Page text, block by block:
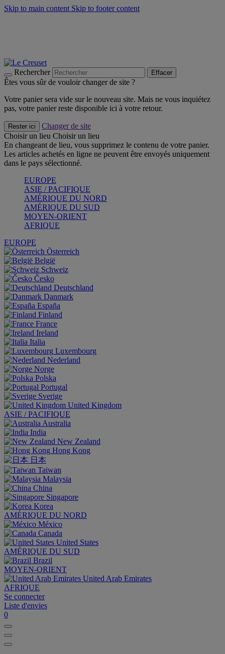
Skip to main content Skip to footer content
Rechercher Effacer
Êtes vous sûr de vouloir changer de site ?
Votre panier sera vide sur le nouveau site. Mais ne vous inquiétez
pas, votre panier reste disponible ici à votre retour.
Rester ici
Changer de site
Choisir un lieu Choisir un lieu
En changeant de lieu, vous supprimez le contenu de votre panier.
Les articles achetés en ligne ne peuvent être envoyés uniquement
dans le pays sélectionné.
EUROPE
ASIE / PACIFIQUE
AMÉRIQUE DU NORD
AMÉRIQUE DU SUD
MOYEN-ORIENT
AFRIQUE
EUROPE
Österreich
België
Schweiz
Česko
Deutschland
Danmark
España
Finland
France
Ireland
Italia
Luxembourg
Nederland
Norge
Polska
Portugal
Sverige
United Kingdom
ASIE / PACIFIQUE
Australia
India
New Zealand
Hong Kong
日本
Taiwan
Malaysia
China
Singapore
Korea
AMÉRIQUE DU NORD
México
Canada
United States
AMÉRIQUE DU SUD
Brazil
MOYEN-ORIENT
United Arab Emirates
AFRIQUE
Se connecter
Liste d'envies
0